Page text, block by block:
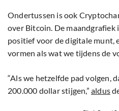
Ondertussen is ook
over Bitcoin. De maandgrafiek
positief voor de digitale munt,
vormen als wat we tijdens de
“Als we hetzelfde pad volgen,
200.000 dollar stijgen,” aldus